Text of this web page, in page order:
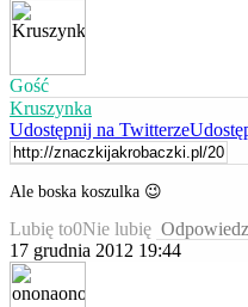
Gość
Kruszynka
Udostępnij na Twitterze
Ale boska koszulka 😉
Lubię to0Nie lubię Odpowiedz
17 grudnia 2012 19:44